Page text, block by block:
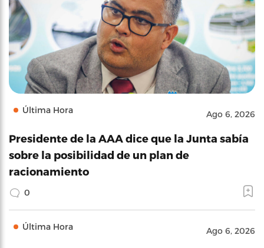
Última Hora Ago 6, 2026
Presidente de la AAA dice que la Junta sabía
sobre la posibilidad de un plan de
racionamiento
0
Última Hora Ago 6, 2026